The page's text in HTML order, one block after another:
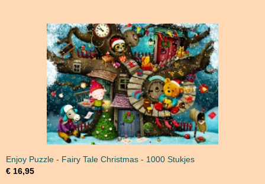
Enjoy Puzzle - Fairy Tale Christmas - 1000 Stukjes
€ 16,95